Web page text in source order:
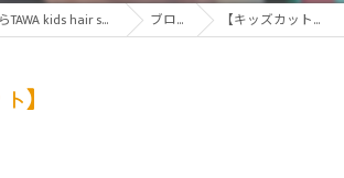
大船の美容室ならTAWA kids hair salon ブログ 【キッズカット】
】